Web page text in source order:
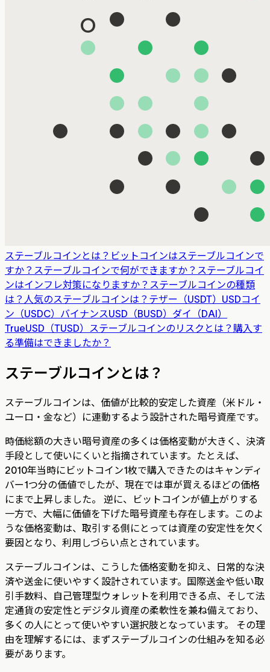
ステーブルコインとは？ ビットコインはステーブルコインで
すか？ ステーブルコインで何ができますか？ ステーブルコイ
ンはインフレ対策になりますか？ ステーブルコインの種類
は？ 人気のステーブルコインは？ テザー（USDT） USDコイ
ン（USDC） バイナンスUSD（BUSD） ダイ（DAI）
TrueUSD（TUSD）
ステーブルコインのリスクとは？ 購入す
る準備はできましたか？
ステーブルコインとは？
ステーブルコインは、価値が比較的安定した資産（米ドル・
ユーロ・金など）に連動するよう設計された暗号資産です。
時価総額の大きい暗号資産の多くは価格変動が大きく、決済
手段として使いにくいと指摘されています。たとえば、
2010年当時にビットコイン1枚で購入できたのはキャンディ
バー1つ分の価値でしたが、現在では車が買えるほどの価格
にまで上昇しました。 逆に、ビットコインが値上がりする
一方で、大幅に価値を下げた暗号資産も存在します。このよ
うな価格変動は、取引する側にとっては資産の安定性を欠く
要因となり、利用しづらい点とされています。
ステーブルコインは、こうした価格変動を抑え、日常的な決
済や送金に使いやすく設計されています。国際送金や低い取
引手数料、自己管理型ウォレットを利用できる点、そして法
定通貨の安定性とデジタル資産の柔軟性を兼ね備えており、
多くの人にとって使いやすい選択肢となっています。 その理
由を理解するには、まずステーブルコインの仕組みを知る必
要があります。